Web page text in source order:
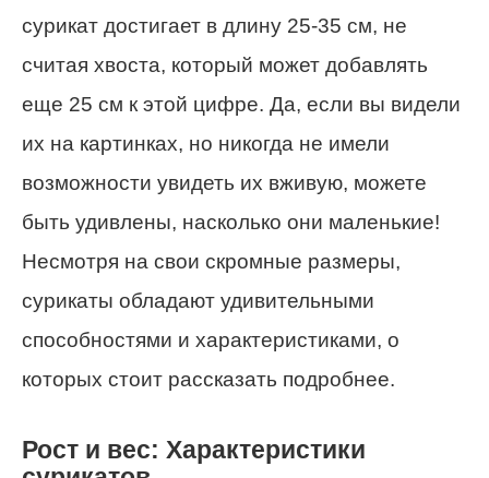
сурикат достигает в длину 25-35 см, не
считая хвоста, который может добавлять
еще 25 см к этой цифре. Да, если вы видели
их на картинках, но никогда не имели
возможности увидеть их вживую, можете
быть удивлены, насколько они маленькие!
Несмотря на свои скромные размеры,
сурикаты обладают удивительными
способностями и характеристиками, о
которых стоит рассказать подробнее.
Рост и вес: Характеристики